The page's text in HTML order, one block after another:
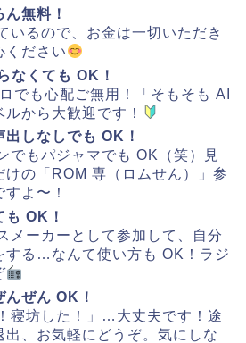
無料！
いるので、お金は一切いただき
ください
なくても OK！
でも心配ご無用！「そもそも AI
から大歓迎です！
しなしでも OK！
でもパジャマでも OK（笑）見
けの「ROM 専（ロムせん）」参
よ〜！
OK！
メーカーとして参加して、自分
する…なんて使い方も OK！ラジ
ぜん OK！
寝坊した！」…大丈夫です！途
出、お気軽にどうぞ。気にしな